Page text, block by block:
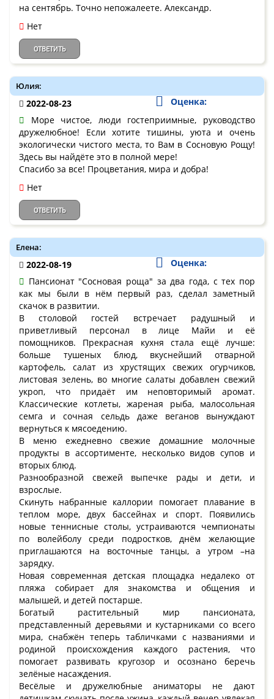
на сентябрь. Точно непожалеете. Александр.
Нет
ОТВЕТИТЬ
Юлия:
2022-08-23
Оценка:
Море чистое, люди гостеприимные, руководство
дружелюбное! Если хотите тишины, уюта и очень
экологически чистого места, то Вам в Сосновую Рощу!
Здесь вы найдёте это в полной мере!
Спасибо за все! Процветания, мира и добра!
Нет
ОТВЕТИТЬ
Елена:
2022-08-19
Оценка:
Пансионат "Сосновая роща" за два года, с тех пор
как мы были в нём первый раз, сделал заметный
скачок в развитии.
В столовой гостей встречает радушный и
приветливый персонал в лице Майи и её
помощников. Прекрасная кухня стала ещё лучше:
больше тушеных блюд, вкуснейший отварной
картофель, салат из хрустящих свежих огурчиков,
листовая зелень, во многие салаты добавлен свежий
укроп, что придаёт им неповторимый аромат.
Классические котлеты, жареная рыба, малосольная
семга и сочная сельдь даже веганов вынуждают
вернуться к мясоедению.
В меню ежедневно свежие домашние молочные
продукты в ассортименте, несколько видов супов и
вторых блюд.
Разнообразной свежей выпечке рады и дети, и
взрослые.
Скинуть набранные каллории помогает плавание в
теплом море, двух бассейнах и спорт. Появились
новые теннисные столы, устраиваются чемпионаты
по волейболу среди подростков, днём желающие
приглашаются на восточные танцы, а утром –на
зарядку.
Новая современная детская площадка недалеко от
пляжа собирает для знакомства и общения и
малышей, и детей постарше.
Богатый растительный мир пансионата,
представленный деревьями и кустарниками со всего
мира, снабжён теперь табличками с названиями и
родиной происхождения каждого растения, что
помогает развивать кругозор и осознано беречь
зелёные насаждения.
Весёлые и дружелюбные аниматоры не дают